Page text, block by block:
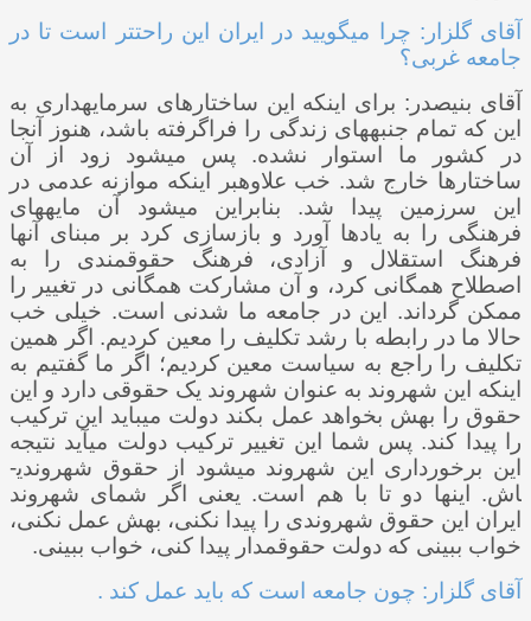
آقای گلزار: چرا می­گویید در ایران این راحت­تر است تا در
جامعه غربی؟
آقای بنی­صدر: برای اینکه این ساختارهای سرمایه­داری به
این که تمام جنبه­های زندگی را فراگرفته باشد، هنوز آنجا
در کشور ما استوار نشده. پس می­شود زود از آن
ساختارها خارج شد. خب علاوه­بر اینکه موازنه عدمی در
این سرزمین پیدا شد. بنابراین می­شود آن مایه­های
فرهنگی را به یادها آورد و بازسازی کرد بر مبنای آنها
فرهنگ استقلال و آزادی، فرهنگ حقوق­مندی را به
اصطلاح همگانی کرد، و آن مشارکت همگانی در تغییر را
ممکن گرداند. این در جامعه ما شدنی است. خیلی خب
حالا ما در رابطه با رشد تکلیف را معین کردیم. اگر همین
تکلیف را راجع به سیاست معین کردیم؛ اگر ما گفتیم به
اینکه این شهروند به عنوان شهروند یک حقوقی دارد و این
حقوق را بهش بخواهد عمل بکند دولت می­باید این ترکیب
را پیدا کند. پس شما این تغییر ترکیب دولت می­آید نتیجه
این برخورداری این شهروند می­شود از حقوق شهروندی­
اش. اینها دو تا با هم است. یعنی اگر شمای شهروند
ایران این حقوق شهروندی را پیدا نکنی، بهش عمل نکنی،
خواب ببینی که دولت حقوق­مدار پیدا کنی، خواب ببینی.
آقای گلزار: چون جامعه است که باید عمل کند .